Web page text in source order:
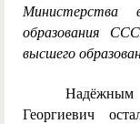
Министерства
образования
высшего
Георгиевич